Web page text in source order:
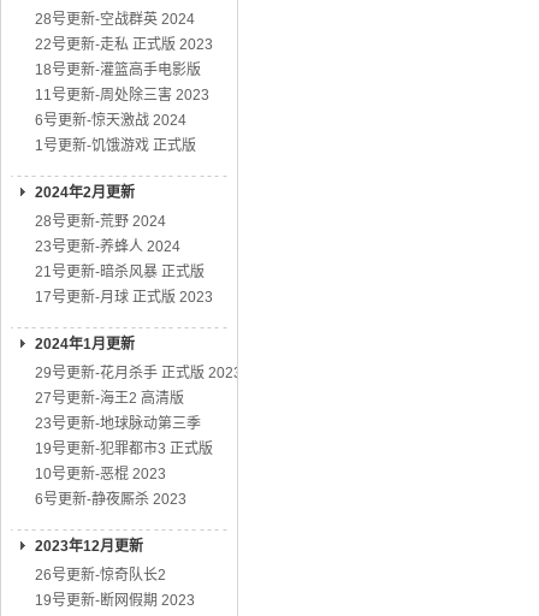
28号更新-空战群英 2024
22号更新-走私 正式版 2023
18号更新-灌篮高手电影版
11号更新-周处除三害 2023
6号更新-惊天激战 2024
1号更新-饥饿游戏 正式版
2024年2月更新
28号更新-荒野 2024
23号更新-养蜂人 2024
21号更新-暗杀风暴 正式版
17号更新-月球 正式版 2023
2024年1月更新
29号更新-花月杀手 正式版 2023
27号更新-海王2 高清版
23号更新-地球脉动第三季
19号更新-犯罪都市3 正式版
10号更新-恶棍 2023
6号更新-静夜厮杀 2023
2023年12月更新
26号更新-惊奇队长2
19号更新-断网假期 2023